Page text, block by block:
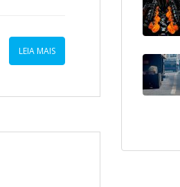
LEIA MAIS